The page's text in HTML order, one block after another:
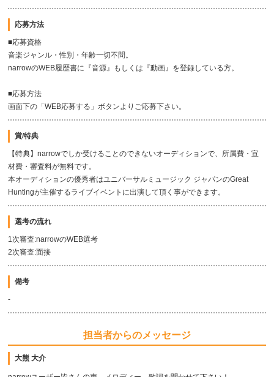
応募方法
■応募資格
音楽ジャンル・性別・年齢一切不問。
narrowのWEB履歴書に『音源』もしくは『動画』を登録している方。
■応募方法
画面下の「WEB応募する」ボタンよりご応募下さい。
賞/特典
【特典】narrowでしか受けることのできないオーディションで、所属費・宣
材費・審査料が無料です。
本オーディションの優秀者はユニバーサルミュージック ジャパンのGreat
Huntingが主催するライブイベントに出演して頂く事ができます。
選考の流れ
1次審査:narrowのWEB選考
2次審査:面接
備考
-
担当者からのメッセージ
大熊 大介